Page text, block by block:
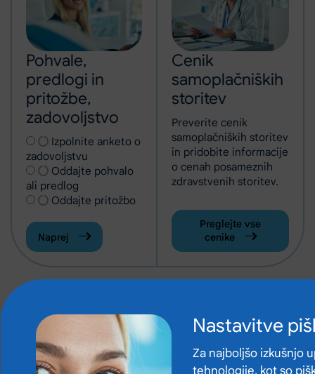
Nastavitve
Za najboljšo izkušnjo
tehnologije, kot so
Pohvale,
predlogi in
pritožbe,
zadovoljstvo
Izberite vrsto obrazca
zadovoljstvu (Odpre se v novem zavihku)
ali predlog
Oddajte pritožbo
Naprej
Cenik
samoplačniških
storitev
Preverite cenik
samoplačniških storitev
in pridobite informacije
o cenah posameznih
zdravstvenih storitev.
Preglejte vse
cenike